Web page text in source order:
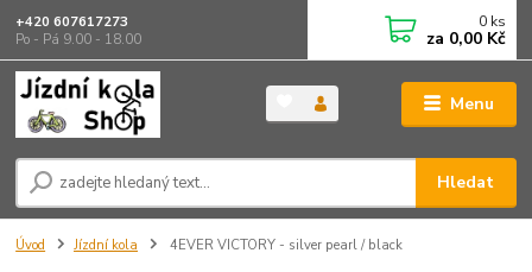
Menu
Hledat
+420 607617273
Po - Pá 9.00 - 18.00
0 ks
za 0,00 Kč
Úvod Jízdní kola 4EVER VICTORY - silver pearl / black